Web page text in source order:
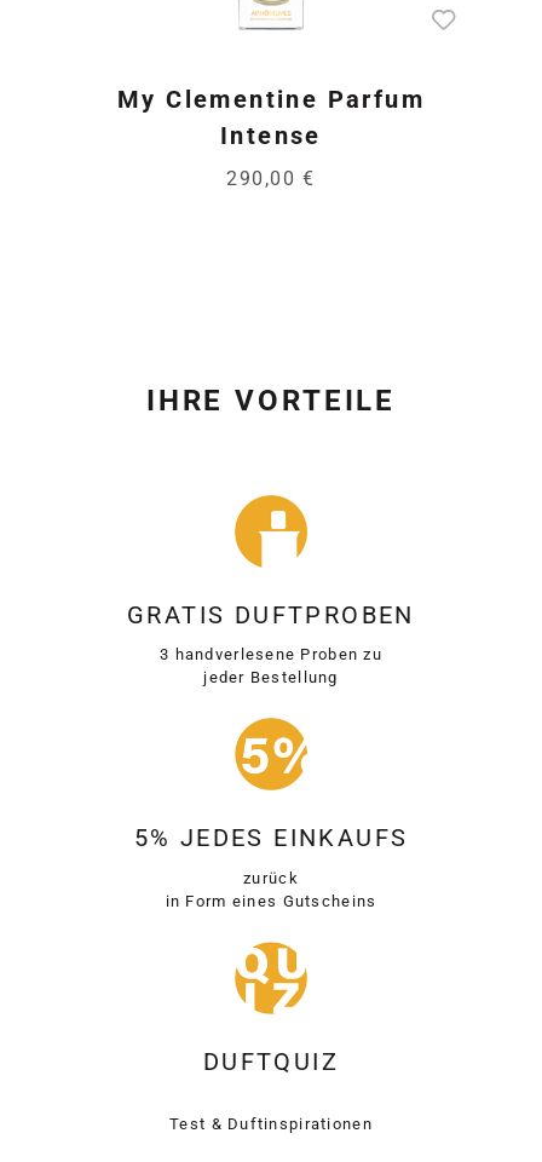
My Clementine Parfum
Intense
290,00 €
IHRE VORTEILE
GRATIS DUFTPROBEN
3 handverlesene Proben zu
jeder Bestellung
5% JEDES EINKAUFS
zurück
in Form eines Gutscheins
DUFTQUIZ
Test & Duftinspirationen